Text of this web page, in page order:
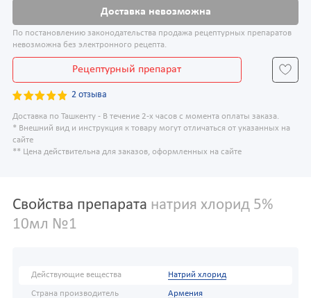
Доставка невозможна
По постановлению законодательства продажа рецептурных препаратов
невозможна без электронного рецепта.
Рецептурный препарат
2 отзыва
Доставка по Ташкенту - В течение 2-х часов с момента оплаты заказа.
* Внешний вид и инструкция к товару могут отличаться от указанных на
сайте
** Цена действительна для заказов, оформленных на сайте
Свойства препарата натрия хлорид 5%
10мл №1
Действующие вещества Натрий хлорид
Страна производитель Армения